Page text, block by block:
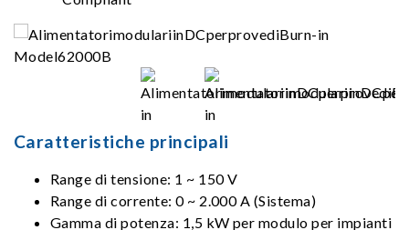
Caratteristiche principali
Range di tensione: 1 ~ 150 V
Range di corrente: 0 ~ 2.000 A (Sistema)
Gamma di potenza: 1,5 kW per modulo per impianti